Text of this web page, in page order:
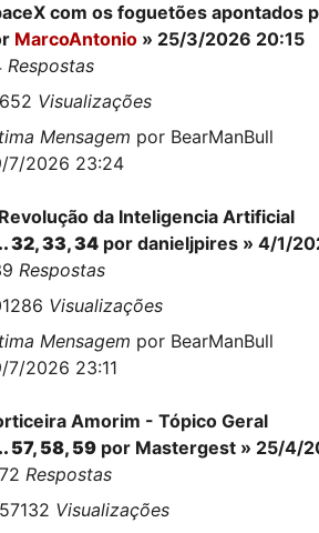
com os foguetões apontados
MarcoAntonio » 25/3/2026 20:15
Respostas
Visualizações
Mensagem por BearManBull
7/2026 23:24
da Inteligencia Artificial
32,33,34 por danieljpires » 4/1/
Respostas
Visualizações
Mensagem por BearManBull
7/2026 23:11
Amorim - Tópico Geral
57, 58, 59 por Mastergest » 25/4/
Respostas
Visualizações